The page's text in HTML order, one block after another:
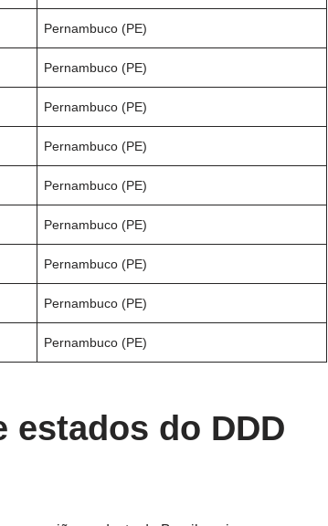
Pernambuco (PE)
Pernambuco (PE)
Pernambuco (PE)
Pernambuco (PE)
Pernambuco (PE)
Pernambuco (PE)
Pernambuco (PE)
Pernambuco (PE)
Pernambuco (PE)
estados do DDD